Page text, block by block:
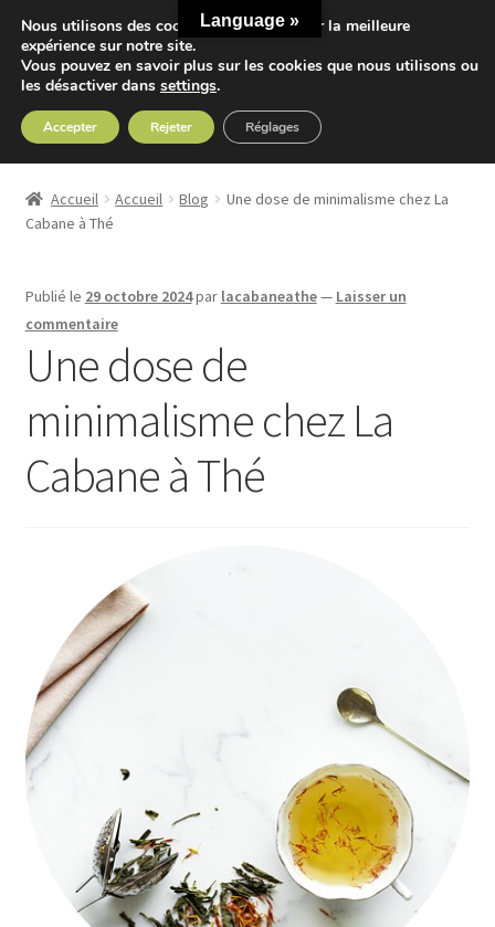
Aller
à
la
navigation
Aller
au
contenu
Accueil
Nos Thés
Nos Tisanes
Sport
Accessoires
Accueil Accueil Blog
Une dose de minimalisme chez La
Cabane à Thé
Publié le 29 octobre 2024par lacabaneathe— Laisser un
commentaire
Une dose de
minimalisme chez La
Cabane à Thé
Language »
Nous utilisons des cookies pour vous offrir la meilleure
expérience sur notre site.
Vous pouvez en savoir plus sur les cookies que nous utilisons ou
les désactiver dans settings.
Accepter Rejeter Réglages